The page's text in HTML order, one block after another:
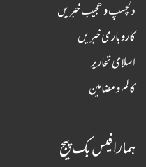
دلچسپ و عجیب خبریں
کاروباری خبریں
اسلامی تحاریر
کالم و مضامین
ہمارا فیس بک پیج